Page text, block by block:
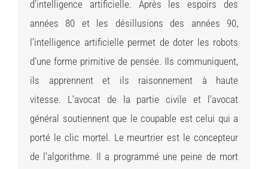
d’intelligence artificielle. Après les espoirs des
années 80 et les désillusions des années 90,
l’intelligence artificielle permet de doter les robots
d’une forme primitive de pensée. Ils communiquent,
ils apprennent et ils raisonnement à haute
vitesse. L’avocat de la partie civile et l’avocat
général soutiennent que le coupable est celui qui a
porté le clic mortel. Le meurtrier est le concepteur
de l’algorithme. Il a programmé une peine de mort